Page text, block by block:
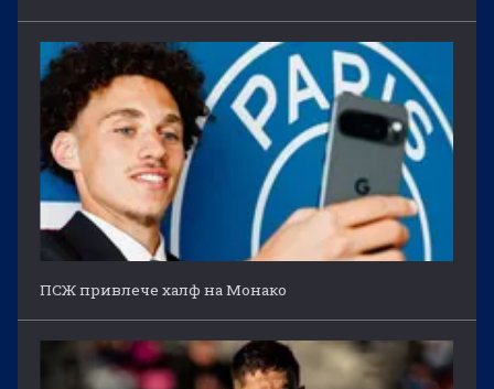
ПСЖ привлече халф на Монако